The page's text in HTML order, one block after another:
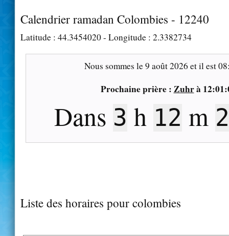
Calendrier ramadan Colombies - 12240
Latitude : 44.3454020- Longitude : 2.3382734
Nous sommes le9 août 2026 et il est
Prochaine prière : Zuhrà
Dans 3 h 12 m
Liste des horaires pour colombies